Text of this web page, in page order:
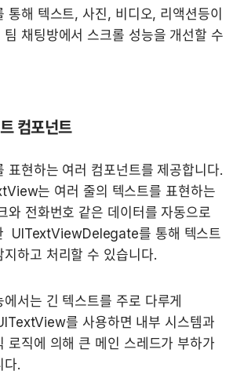
통해 텍스트, 사진, 비디오, 리액션등이
팀 채팅방에서 스크롤 성능을 개선할 수
컴포넌트
표현하는 여러 컴포넌트를 제공합니다.
는 여러 줄의 텍스트를 표현하는
와 전화번호 같은 데이터를 자동으로
UITextViewDelegate를 통해 텍스트
지하고 처리할 수 있습니다.
서는 긴 텍스트를 주로 다루게
를 사용하면 내부 시스템과
로직에 의해 큰 메인 스레드가 부하가
다.